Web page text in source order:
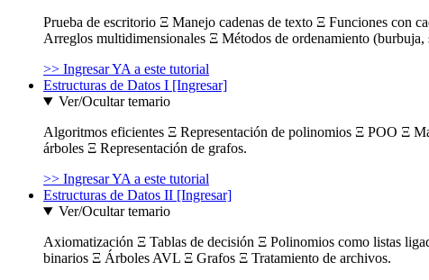
Prueba de escritorio Ξ Manejo cadenas de texto Ξ Funciones con
Arreglos multidimensionales Ξ Métodos de ordenamiento
>> Ingresar YA a este tutorial
Estructuras de Datos I [Ingresar]
Ver/Ocultar temario
Algoritmos eficientes Ξ Representación de polinomios Ξ POO Ξ
árboles Ξ Representación de grafos.
>> Ingresar YA a este tutorial
Estructuras de Datos II [Ingresar]
Ver/Ocultar temario
Axiomatización Ξ Tablas de decisión Ξ Polinomios como listas
binarios Ξ Árboles AVL Ξ Grafos Ξ Tratamiento de archivos.